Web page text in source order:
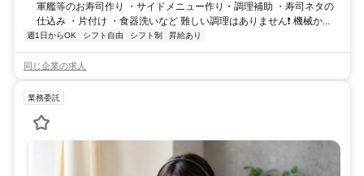
軍艦等のお寿司作り ・サイドメニュー作り・調理補助 ・寿司ネタの
仕込み ・片付け ・食器洗いなど 難しい調理はありません❗ 機械か...
週1日からOK シフト自由 シフト制 昇給あり
同じ企業の求人
業務委託